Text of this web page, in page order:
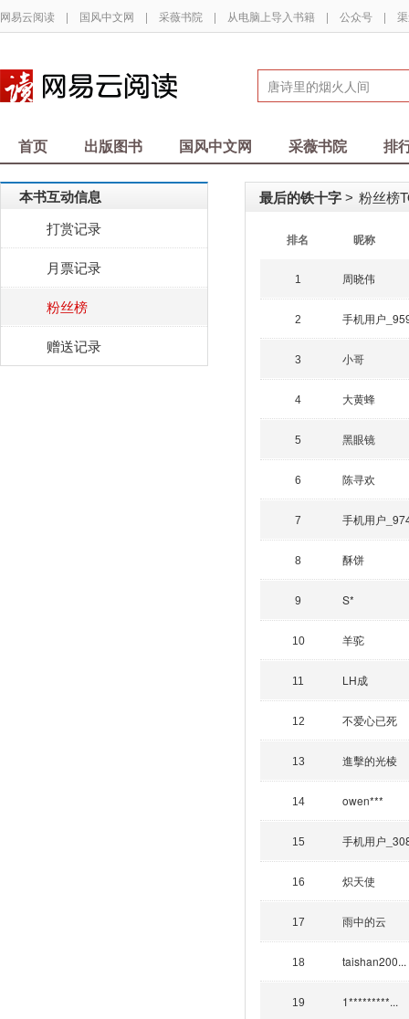
网易云阅读 | 国风中文网 | 采薇书院 | 从电脑上导入书籍 | 公众号 |
首页 出版图书 国风中文网 采薇书院 排
本书互动信息
打赏记录
月票记录
粉丝榜
赠送记录
最后的铁十字 > 粉丝榜
排名 昵称
1 周晓伟
2 手机用户
3 小哥
4 大黄蜂
5 黑眼镜
6 陈寻欢
7 手机用户
8 酥饼
9 S*
10 羊驼
11 LH成
12 不爱心已死
13 進擊的光棱
14 owen***
15 手机用户
16 炽天使
17 雨中的云
18 taishan200...
19 1*********...